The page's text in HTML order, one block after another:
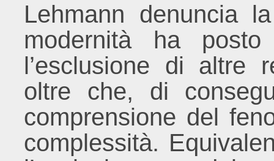
Lehmann denuncia
modernità ha
l’esclusione di altre
oltre che, di
comprensione del
complessità.